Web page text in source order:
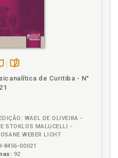
mundo unifica-se em
p. 106
e ataques de ira: o dever
(o Caso de Bárbara), p.
páginas
de Curitiba - N°
21
WAEL DE OLIVEIRA -
STOKLOS MALUCELLI -
WEBER LICHT
8456-00021
92